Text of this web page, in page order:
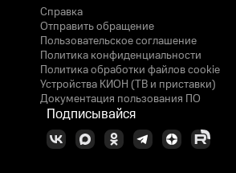
Справка
Отправить обращение
Пользовательское соглашение
Политика конфиденциальности
Политика обработки файлов cookie
Устройства КИОН (ТВ и приставки)
Документация пользования ПО
Подписывайся